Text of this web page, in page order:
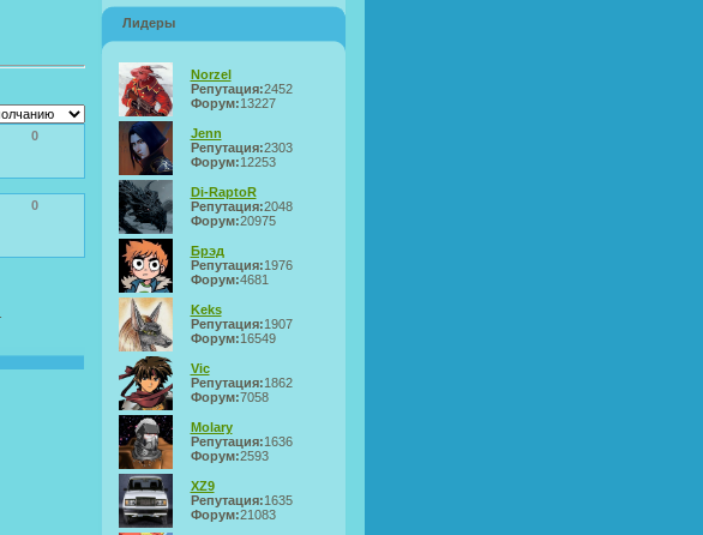
0
0
Лидеры
Norzel
Репутация:2452
Форум:13227
Jenn
Репутация:2303
Форум:12253
Di-RaptoR
Репутация:2048
Форум:20975
Брэд
Репутация:1976
Форум:4681
Keks
Репутация:1907
Форум:16549
Vic
Репутация:1862
Форум:7058
Molary
Репутация:1636
Форум:2593
XZ9
Репутация:1635
Форум:21083